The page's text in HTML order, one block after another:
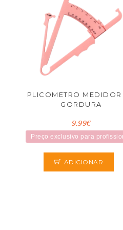
PLICOMETRO MEDIDOR
GORDURA
9.99€
Preço exclusivo para
ADICIONAR